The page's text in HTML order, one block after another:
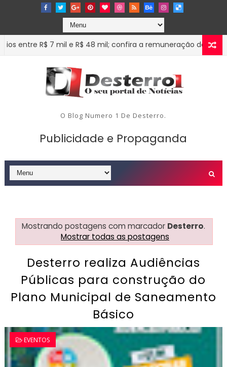
e R$ 48 mil; confira a remuneração de cada uma das 223
O Blog Numero 1 De Desterro.
Publicidade e Propaganda
Mostrando postagens com marcador Desterro.
Mostrar todas as postagens
Desterro realiza Audiências
Públicas para construção do
Plano Municipal de Saneamento
Básico
EVENTOS